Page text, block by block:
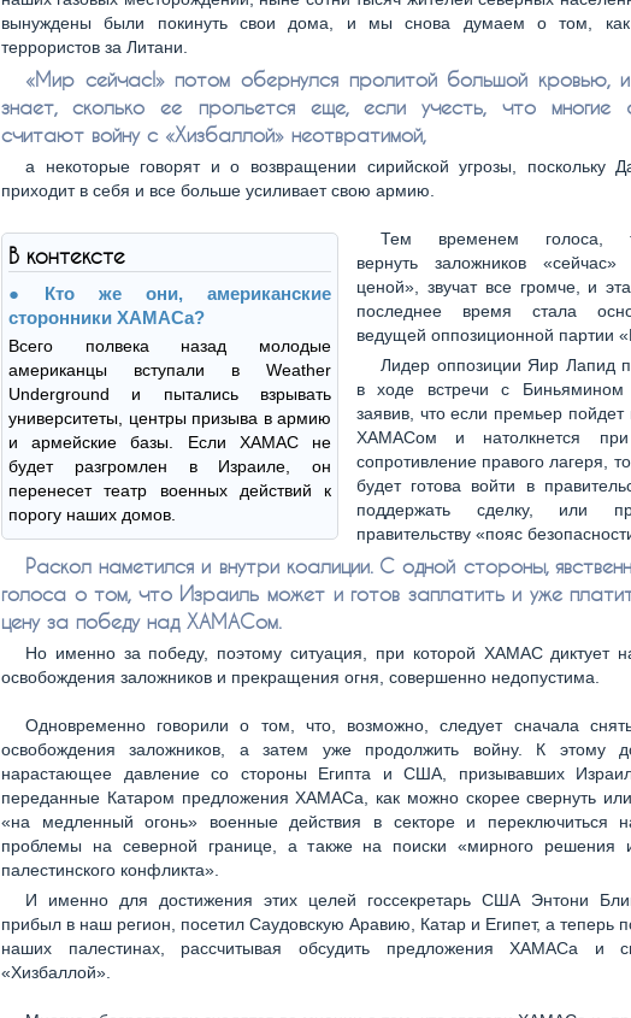
вынуждены были покинуть свои дома, и мы снова думаем о том, как
террористов за Литани.
«Мир сейчас!» потом обернулся пролитой большой кровью,
знает, сколько ее прольется еще, если учесть, что многие
считают войну с «Хизбаллой» неотвратимой,
а некоторые говорят и о возвращении сирийской угрозы, поскольку
приходит в себя и все больше усиливает свою армию.
В контексте
Кто же они, американские
сторонники ХАМАСа?
Всего полвека назад молодые
американцы вступали в Weather
Underground и пытались взрывать
университеты, центры призыва в армию
и армейские базы. Если ХАМАС не
будет разгромлен в Израиле, он
перенесет театр военных действий к
порогу наших домов.
Тем временем голоса,
вернуть заложников
ценой», звучат все громче, и
последнее время стала
ведущей оппозиционной партии
Лидер оппозиции Яир Лапид
в ходе встречи с Биньямином
заявив, что если премьер пойдет
ХАМАСом и натолкнется
сопротивление правого лагеря,
будет готова войти в
поддержать сделку, или
правительству «пояс
Раскол наметился и внутри коалиции. С одной стороны,
голоса о том, что Израиль может и готов заплатить и уже
цену за победу над ХАМАСом.
Но именно за победу, поэтому ситуация, при которой ХАМАС диктует
освобождения заложников и прекращения огня, совершенно недопустима.
Одновременно говорили о том, что, возможно, следует сначала
освобождения заложников, а затем уже продолжить войну. К этому
нарастающее давление со стороны Египта и США, призывавших
переданные Катаром предложения ХАМАСа, как можно скорее свернуть
«на медленный огонь» военные действия в секторе и переключиться
проблемы на северной границе, а также на поиски «мирного решения
палестинского конфликта».
И именно для достижения этих целей госсекретарь США Энтони
прибыл в наш регион, посетил Саудовскую Аравию, Катар и Египет, а теперь
наших палестинах, рассчитывая обсудить предложения ХАМАСа и
«Хизбаллой».